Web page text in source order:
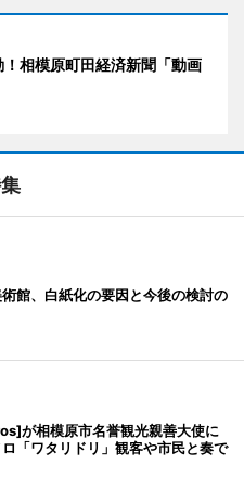
相模原町田経済新聞「動画
館、白紙化の要因と今後の検討の
が相模原市名誉観光親善大使に
「ワタリドリ」観客や市民と奏で